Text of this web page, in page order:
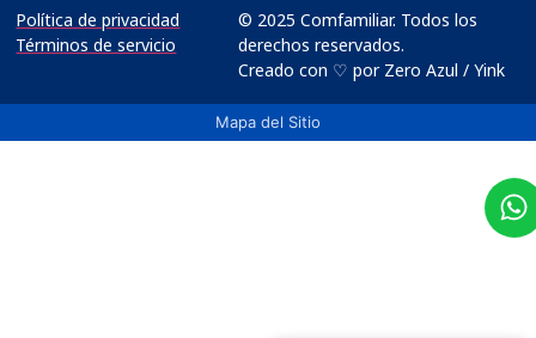
Política de privacidad
Términos de servicio
© 2025 Comfamiliar. Todos los
derechos reservados.
Creado con ♡ por Zero Azul / Yink
Mapa del Sitio